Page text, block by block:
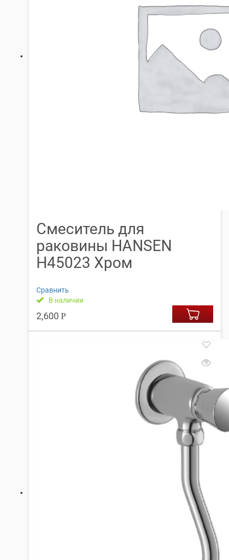
Cмеситель для
раковины HANSEN
H45023 Хром
Сравнить
В наличии
2,600 Р